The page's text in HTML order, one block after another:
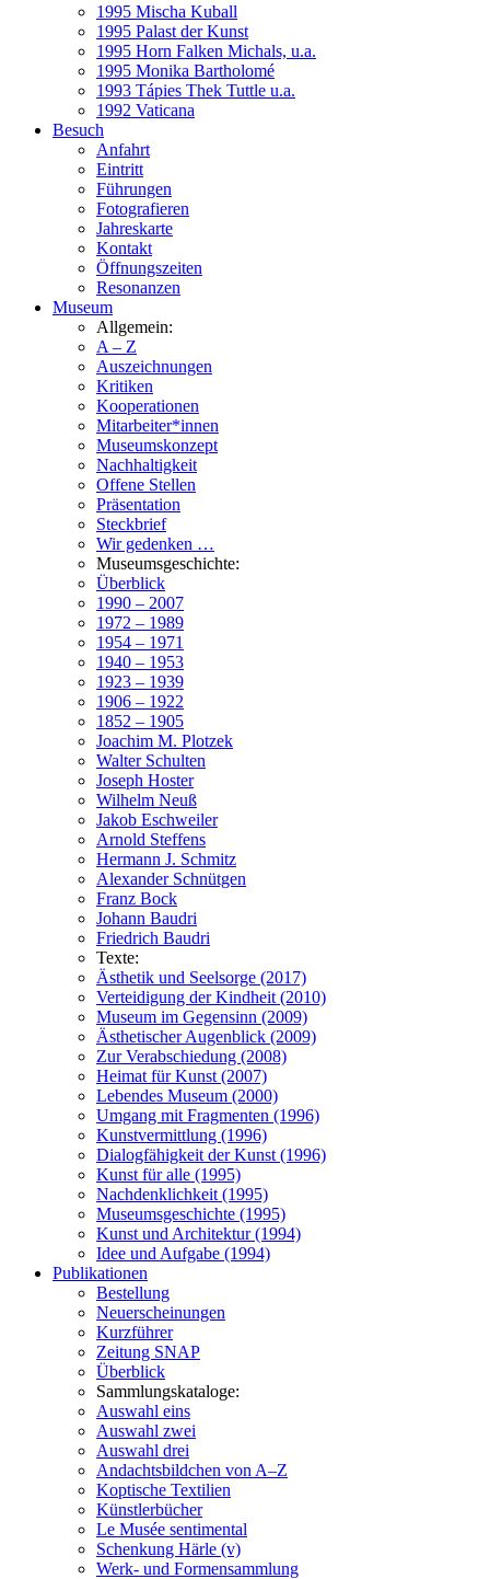
1995 Mischa Kuball
1995 Palast der Kunst
1995 Horn Falken Michals, u.a.
1995 Monika Bartholomé
1993 Tápies Thek Tuttle u.a.
1992 Vaticana
Besuch
Anfahrt
Eintritt
Führungen
Fotografieren
Jahreskarte
Kontakt
Öffnungszeiten
Resonanzen
Museum
Allgemein:
A – Z
Auszeichnungen
Kritiken
Kooperationen
Mitarbeiter*innen
Museumskonzept
Nachhaltigkeit
Offene Stellen
Präsentation
Steckbrief
Wir gedenken …
Museumsgeschichte:
Überblick
1990 – 2007
1972 – 1989
1954 – 1971
1940 – 1953
1923 – 1939
1906 – 1922
1852 – 1905
Joachim M. Plotzek
Walter Schulten
Joseph Hoster
Wilhelm Neuß
Jakob Eschweiler
Arnold Steffens
Hermann J. Schmitz
Alexander Schnütgen
Franz Bock
Johann Baudri
Friedrich Baudri
Texte:
Ästhetik und Seelsorge (2017)
Verteidigung der Kindheit (2010)
Museum im Gegensinn (2009)
Ästhetischer Augenblick (2009)
Zur Verabschiedung (2008)
Heimat für Kunst (2007)
Lebendes Museum (2000)
Umgang mit Fragmenten (1996)
Kunstvermittlung (1996)
Dialogfähigkeit der Kunst (1996)
Kunst für alle (1995)
Nachdenklichkeit (1995)
Museumsgeschichte (1995)
Kunst und Architektur (1994)
Idee und Aufgabe (1994)
Publikationen
Bestellung
Neuerscheinungen
Kurzführer
Zeitung SNAP
Überblick
Sammlungskataloge:
Auswahl eins
Auswahl zwei
Auswahl drei
Andachtsbildchen von A–Z
Koptische Textilien
Künstlerbücher
Le Musée sentimental
Schenkung Härle (v)
Werk- und Formensammlung